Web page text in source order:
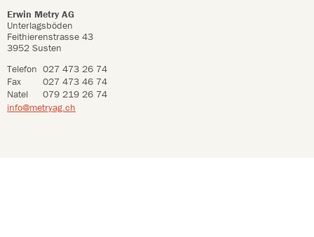
Erwin Metry AG
Unterlagsböden
Feithierenstrasse 43
3952 Susten
Telefon 027 473 26 74
Fax
027 473 46 74
Natel
079 219 26 74
info@metryag.ch